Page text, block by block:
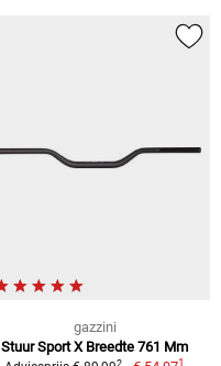
gazzini
Stuur Sport X Breedte 761 Mm
2 1